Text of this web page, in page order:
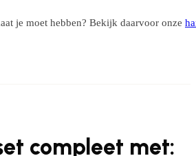
je moet hebben? Bekijk daarvoor onze
compleet met: